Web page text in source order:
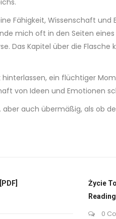
Fähigkeit, Wissenschaft und
mich oft in den Seiten
Das Kapitel über die
ein flüchtiger
von Ideen und Emotionen
auch übermäßig, als ob
Życie
Reading
0